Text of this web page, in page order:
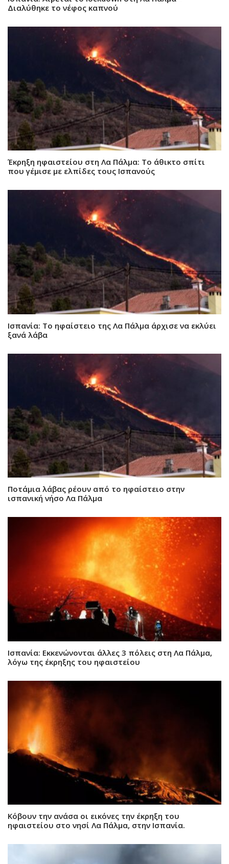
Διαλύθηκε το νέφος καπνού
Έκρηξη ηφαιστείου στη Λα Πάλμα: Το άθικτο σπίτι
που γέμισε με ελπίδες τους Ισπανούς
Ισπανία: Tο ηφαίστειο της Λα Πάλμα άρχισε να εκλύει
ξανά λάβα
Ποτάμια λάβας ρέουν από το ηφαίστειο στην
ισπανική νήσο Λα Πάλμα
Ισπανία: Εκκενώνονται άλλες 3 πόλεις στη Λα Πάλμα,
λόγω της έκρηξης του ηφαιστείου
Κόβουν την ανάσα οι εικόνες την έκρηξη του
ηφαιστείου στο νησί Λα Πάλμα, στην Ισπανία.